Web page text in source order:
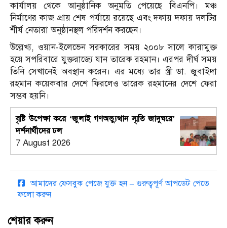
কার্যালয় থেকে আনুষ্ঠানিক অনুমতি পেয়েছে বিএনপি। মঞ্চ
নির্মাণের কাজ প্রায় শেষ পর্যায়ে রয়েছে এবং দফায় দফায় দলটির
শীর্ষ নেতারা অনুষ্ঠানস্থল পরিদর্শন করছেন।
উল্লেখ্য, ওয়ান-ইলেভেন সরকারের সময় ২০০৮ সালে কারামুক্ত
হয়ে সপরিবারে যুক্তরাজ্যে যান তারেক রহমান। এরপর দীর্ঘ সময়
তিনি সেখানেই অবস্থান করেন। এর মধ্যে তার স্ত্রী ডা. জুবাইদা
রহমান কয়েকবার দেশে ফিরলেও তারেক রহমানের দেশে ফেরা
সম্ভব হয়নি।
বৃষ্টি উপেক্ষা করে ‘জুলাই গণঅভ্যুত্থান স্মৃতি জাদুঘরে’
দর্শনার্থীদের ঢল
7 August 2026
আমাদের ফেসবুক পেজে যুক্ত হন – গুরুত্বপূর্ণ আপডেট পেতে
ফলো করুন
শেয়ার করুন